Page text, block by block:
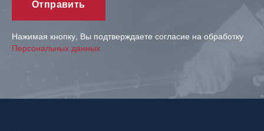
Нажимая кнопку, Вы подтверждаете согласие на обработку
Персональных данных